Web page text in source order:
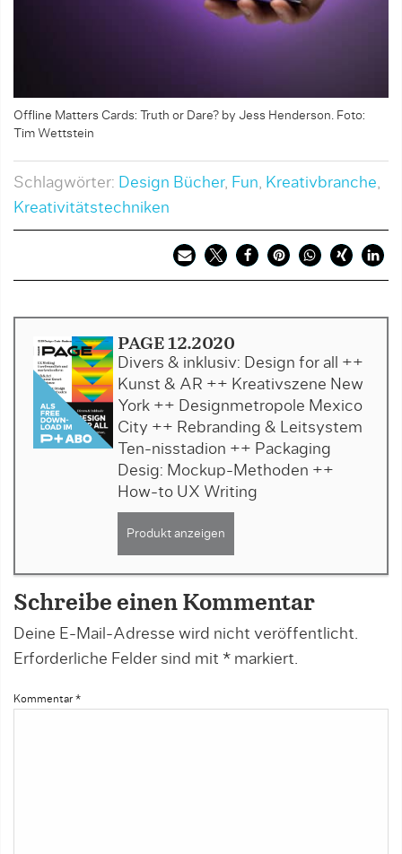
Offline Matters Cards: Truth or Dare? by Jess Henderson. Foto:
Tim Wettstein
Schlagwörter: Design Bücher, Fun, Kreativbranche,
Kreativitätstechniken
PAGE 12.2020
Divers & inklusiv: Design for all ++
Kunst & AR ++ Kreativszene New
York ++ Designmetropole Mexico
City ++ Rebranding & Leitsystem
Ten-nisstadion ++ Packaging
Desig: Mockup-Methoden ++
How-to UX Writing
Produkt anzeigen
Schreibe einen Kommentar
Deine E-Mail-Adresse wird nicht veröffentlicht.
Erforderliche Felder sind mit * markiert.
Kommentar *